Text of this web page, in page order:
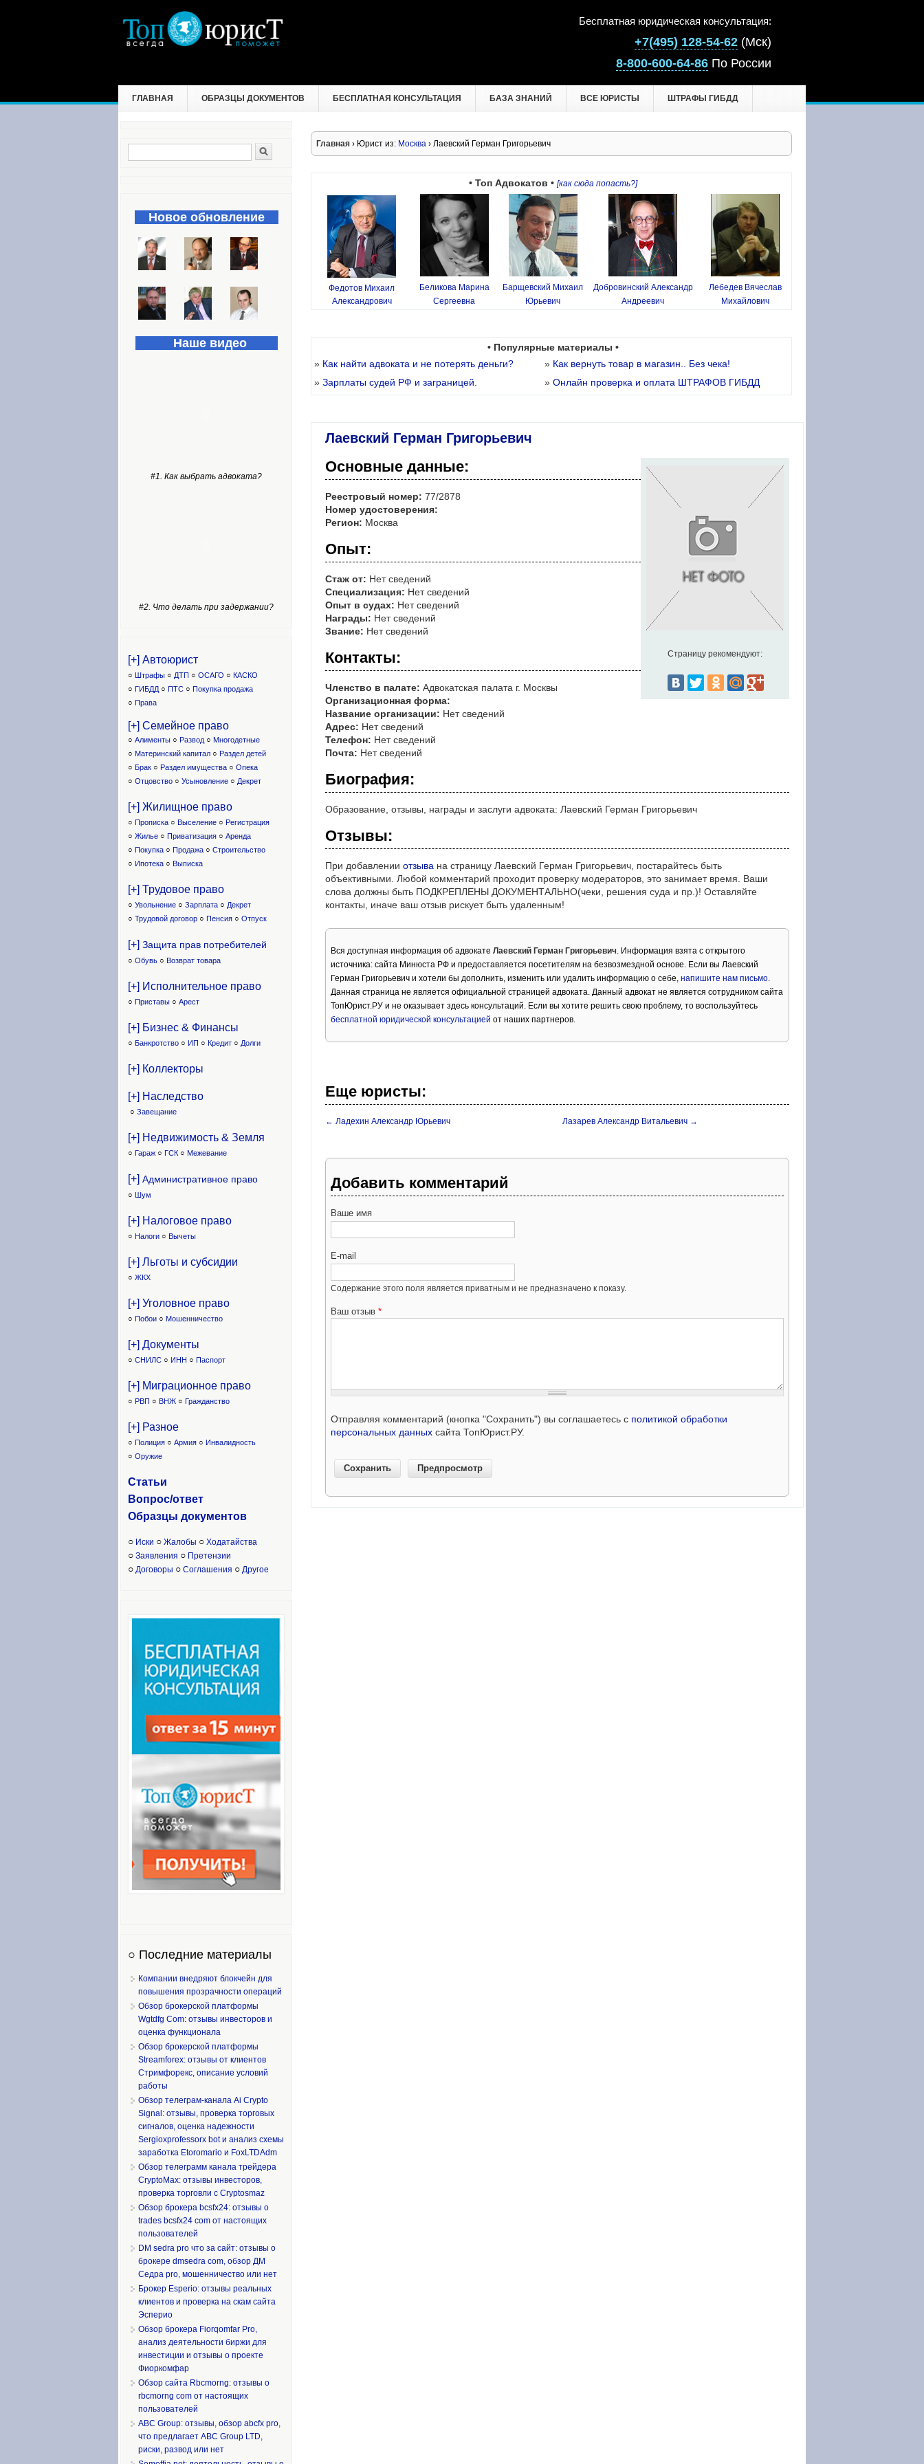
Бесплатная юридическая консультация:
+7(495) 128-54-62 (Мск)
8-800-600-64-86 По России
ГЛАВНАЯ ОБРАЗЦЫ ДОКУМЕНТОВ БЕСПЛАТНАЯ КОНСУЛЬТАЦИЯ БАЗА ЗНАНИЙ ВСЕ ЮРИСТЫ ШТРАФЫ ГИБДД
Главная › Юрист из: Москва › Лаевский Герман Григорьевич
• Топ Адвокатов • [как сюда попасть?]
Федотов Михаил
Александрович
Беликова Марина
Сергеевна
Барщевский Михаил
Юрьевич
Добровинский Александр
Андреевич
Лебедев Вячеслав
Михайлович
• Популярные материалы •
» Как найти адвоката и не потерять деньги? » Как вернуть товар в магазин.. Без чека!
» Зарплаты судей РФ и заграницей. » Онлайн проверка и оплата ШТРАФОВ ГИБДД
Лаевский Герман Григорьевич
Страницу рекомендуют:
Основные данные:
Реестровый номер: 77/2878
Номер удостоверения:
Регион: Москва
Опыт:
Стаж от: Нет сведений
Специализация: Нет сведений
Опыт в судах: Нет сведений
Награды: Нет сведений
Звание: Нет сведений
Контакты:
Членство в палате: Адвокатская палата г. Москвы
Организационная форма:
Название организации: Нет сведений
Адрес: Нет сведений
Телефон: Нет сведений
Почта: Нет сведений
Биография:
Образование, отзывы, награды и заслуги адвоката: Лаевский Герман Григорьевич
Отзывы:
При добавлении отзыва на страницу Лаевский Герман Григорьевич, постарайтесь быть
объективными. Любой комментарий проходит проверку модераторов, это занимает время. Ваши
слова должны быть ПОДКРЕПЛЕНЫ ДОКУМЕНТАЛЬНО(чеки, решения суда и пр.)! Оставляйте
контакты, иначе ваш отзыв рискует быть удаленным!
Вся доступная информация об адвокате Лаевский Герман Григорьевич. Информация взята с открытого
источника: сайта Минюста РФ и предоставляется посетителям на безвозмездной основе. Если вы Лаевский
Герман Григорьевич и хотели бы дополнить, изменить или удалить информацию о себе, напишите нам письмо.
Данная страница не является официальной страницей адвоката. Данный адвокат не является сотрудником сайта
ТопЮрист.РУ и не оказывает здесь консультаций. Если вы хотите решить свою проблему, то воспользуйтесь
бесплатной юридической консультацией от наших партнеров.
Еще юристы:
← Ладехин Александр Юрьевич Лазарев Александр Витальевич →
Добавить комментарий
Ваше имя
E-mail
Содержание этого поля является приватным и не предназначено к показу.
Ваш отзыв *
Отправляя комментарий (кнопка "Сохранить") вы соглашаетесь с политикой обработки
персональных данных сайта ТопЮрист.РУ.
Форма поиска
Новое обновление
Наше видео
#1. Как выбрать адвоката?
#2. Что делать при задержании?
[+] Автоюрист
○ Штрафы ○ ДТП ○ ОСАГО ○ КАСКО
○ ГИБДД ○ ПТС ○ Покупка продажа
○ Права
[+] Семейное право
○ Алименты ○ Развод ○ Многодетные
○ Материнский капитал ○ Раздел детей
○ Брак ○ Раздел имущества ○ Опека
○ Отцовство ○ Усыновление ○ Декрет
[+] Жилищное право
○ Прописка ○ Выселение ○ Регистрация
○ Жилье ○ Приватизация ○ Аренда
○ Покупка ○ Продажа ○ Строительство
○ Ипотека ○ Выписка
[+] Трудовое право
○ Увольнение ○ Зарплата ○ Декрет
○ Трудовой договор ○ Пенсия ○ Отпуск
[+] Защита прав потребителей
○ Обувь ○ Возврат товара
[+] Исполнительное право
○ Приставы ○ Арест
[+] Бизнес & Финансы
○ Банкротство ○ ИП ○ Кредит ○ Долги
[+] Коллекторы
[+] Наследство
○ Завещание
[+] Недвижимость & Земля
○ Гараж ○ ГСК ○ Межевание
[+] Административное право
○ Шум
[+] Налоговое право
○ Налоги ○ Вычеты
[+] Льготы и субсидии
○ ЖКХ
[+] Уголовное право
○ Побои ○ Мошенничество
[+] Документы
○ СНИЛС ○ ИНН ○ Паспорт
[+] Миграционное право
○ РВП ○ ВНЖ ○ Гражданство
[+] Разное
○ Полиция ○ Армия ○ Инвалидность
○ Оружие
Статьи
Вопрос/ответ
Образцы документов
○ Иски ○ Жалобы ○ Ходатайства
○ Заявления ○ Претензии
○ Договоры ○ Соглашения ○ Другое
○ Последние материалы
Компании внедряют блокчейн для
повышения прозрачности операций
Обзор брокерской платформы
Wgtdfg Com: отзывы инвесторов и
оценка функционала
Обзор брокерской платформы
Streamforex: отзывы от клиентов
Стримфорекс, описание условий
работы
Обзор телеграм-канала Ai Crypto
Signal: отзывы, проверка торговых
сигналов, оценка надежности
Sergioxprofessorx bot и анализ схемы
заработка Etoromario и FoxLTDAdm
Обзор телеграмм канала трейдера
CryptoMax: отзывы инвесторов,
проверка торговли с Cryptosmaz
Обзор брокера bcsfx24: отзывы о
trades bcsfx24 com от настоящих
пользователей
DM sedra pro что за сайт: отзывы о
брокере dmsedra com, обзор ДМ
Седра pro, мошенничество или нет
Брокер Esperio: отзывы реальных
клиентов и проверка на скам сайта
Эсперио
Обзор брокера Fiorqomfar Pro,
анализ деятельности биржи для
инвестиции и отзывы о проекте
Фиоркомфар
Обзор сайта Rbcmorng: отзывы о
rbcmorng com от настоящих
пользователей
ABC Group: отзывы, обзор abcfx pro,
что предлагает ABC Group LTD,
риски, развод или нет